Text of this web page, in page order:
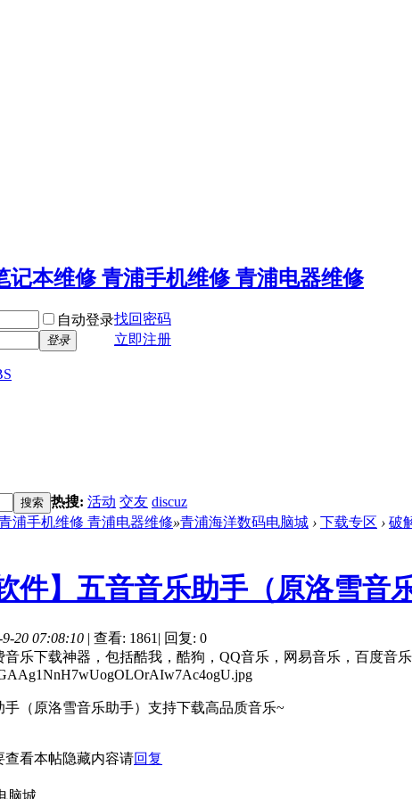
自动登录找回密码
登录 立即注册
搜索 热搜: 活动 交友 discuz
浦手机维修 青浦电器维修»青浦海洋数码电脑城 › 下载专区 › 破
件】五音音乐助手（原洛雪音
20 07:08:10 | 查看: 1861 | 回复: 0
音乐下载神器，包括酷我，酷狗，QQ音乐，网易音乐，百度音
手（原洛雪音乐助手）支持下载高品质音乐~
查看本帖隐藏内容请回复
脑城